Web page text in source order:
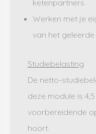
ketenpartners
Werken met je
van het
Studiebelasting
De netto-
deze module is
voorbereidende
hoort.